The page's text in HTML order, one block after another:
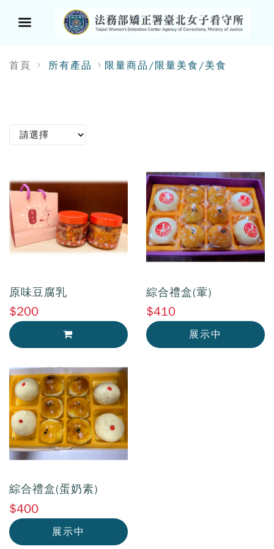
單
鈕
首頁 所有產品 限量商品/限量美食/美食
原味豆腐乳
$200
綜合禮盒(葷)
$410
展示中
綜合禮盒(蛋奶素)
$400
展示中